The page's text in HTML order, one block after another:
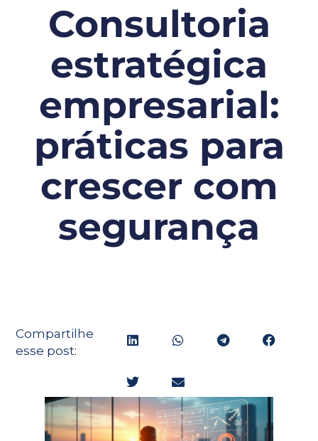
Consultoria
estratégica
empresarial:
práticas para
crescer com
segurança
Compartilhe
esse post: